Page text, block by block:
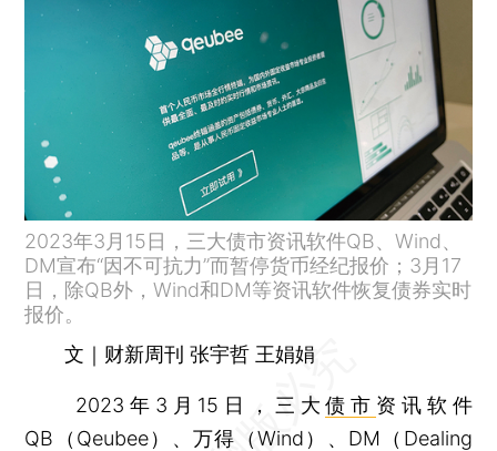
2023年3月15日，三大债市资讯软件QB、Wind、
DM宣布“因不可抗力”而暂停货币经纪报价；3月17
日，除QB外，Wind和DM等资讯软件恢复债券实时
报价。
文｜财新周刊 张宇哲 王娟娟
2023年3月15日，三大债市 资讯软件
QB（Qeubee）、万得（Wind）、DM（Dealing